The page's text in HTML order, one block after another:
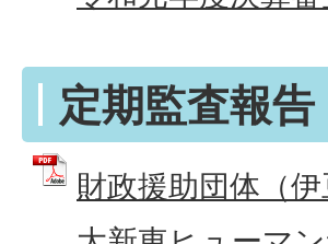
定期監査報告
財政援助団体（